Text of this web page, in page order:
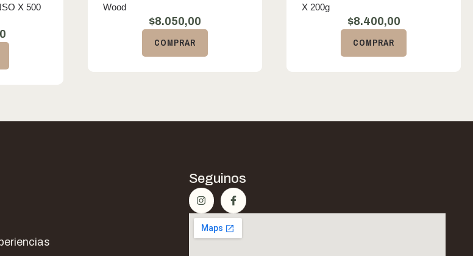
X 500
Wood
$8.050,00
COMPRAR
X 200g
$8.400,00
COMPRAR
Seguinos